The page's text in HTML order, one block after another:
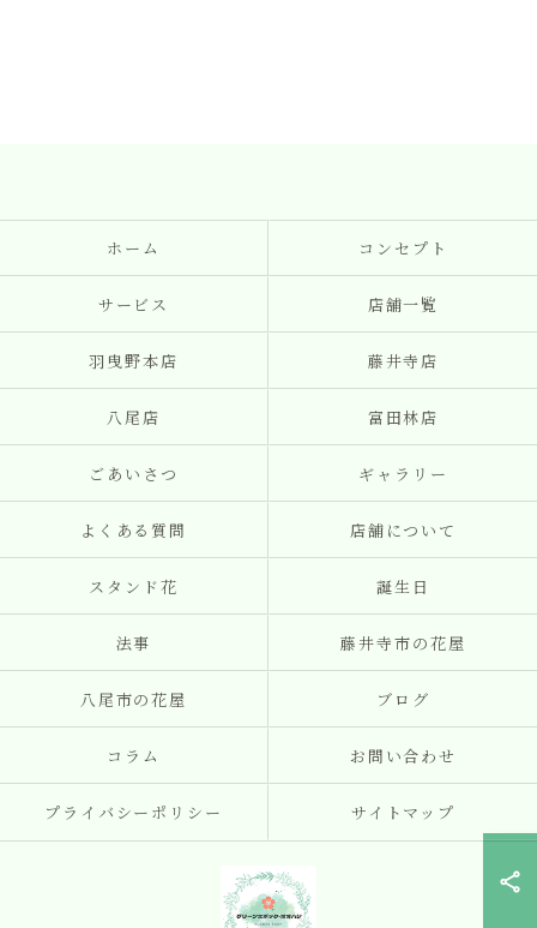
ホーム コンセプト
サービス 店舗一覧
羽曳野本店 藤井寺店
八尾店 富田林店
ごあいさつ ギャラリー
よくある質問 店舗について
スタンド花 誕生日
法事 藤井寺市の花屋
八尾市の花屋 ブログ
コラム お問い合わせ
プライバシーポリシー サイトマップ